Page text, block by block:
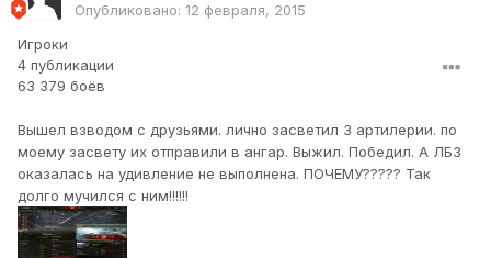
Опубликовано: 12 февраля, 2015
Игроки
4 публикации
63 379 боёв
Вышел взводом с друзьями. лично засветил 3 артилерии. по
моему засвету их отправили в ангар. Выжил. Победил. А ЛБЗ
оказалась на удивление не выполнена. ПОЧЕМУ????? Так
долго мучился с ним!!!!!!